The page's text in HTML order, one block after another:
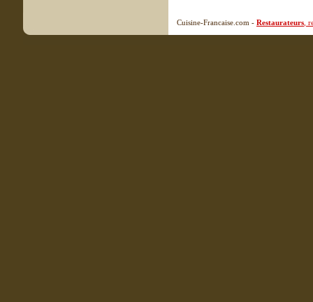
Cuisine-Francaise.com - Restaurateurs ,